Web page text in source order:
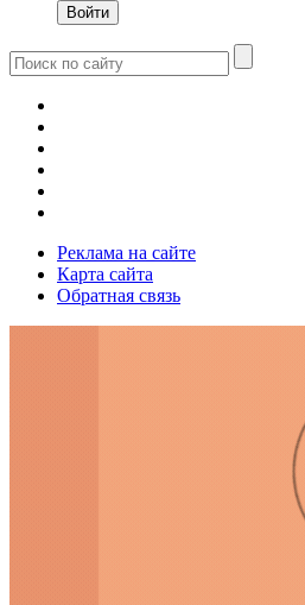
Реклама на сайте
Карта сайта
Обратная связь